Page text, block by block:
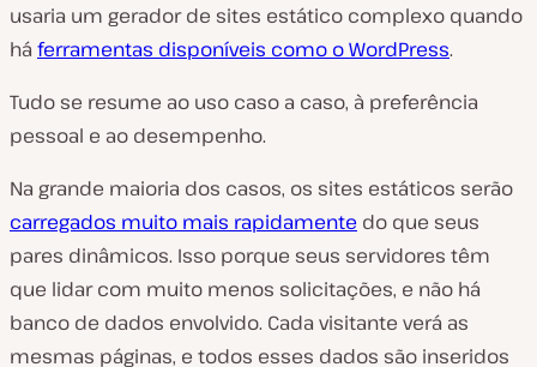
usaria um gerador de sites estático complexo quando
há ferramentas disponíveis como o WordPress.
Tudo se resume ao uso caso a caso, à preferência
pessoal e ao desempenho.
Na grande maioria dos casos, os sites estáticos serão
carregados muito mais rapidamente do que seus
pares dinâmicos. Isso porque seus servidores têm
que lidar com muito menos solicitações, e não há
banco de dados envolvido. Cada visitante verá as
mesmas páginas, e todos esses dados são inseridos